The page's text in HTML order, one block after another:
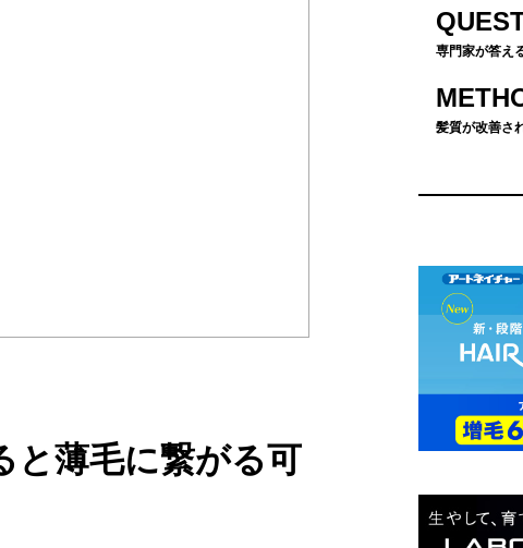
と薄毛に繋がる可
専門家が答え
髪質が改善さ